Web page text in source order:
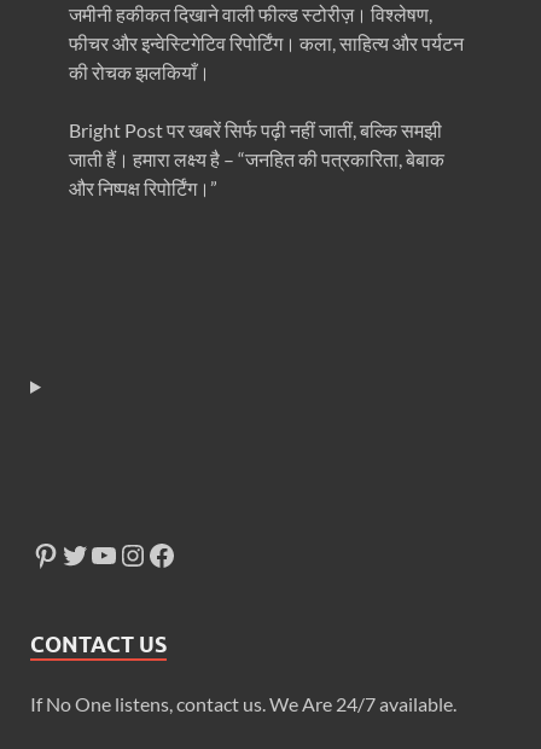
जमीनी हकीकत दिखाने वाली फील्ड स्टोरीज़। विश्लेषण,
फीचर और इन्वेस्टिगेटिव रिपोर्टिंग। कला, साहित्य और पर्यटन
की रोचक झलकियाँ।
Bright Post पर खबरें सिर्फ पढ़ी नहीं जातीं, बल्कि समझी
जाती हैं। हमारा लक्ष्य है – “जनहित की पत्रकारिता, बेबाक
और निष्पक्ष रिपोर्टिंग।”
CONTACT US
If No One listens, contact us. We Are 24/7 available.